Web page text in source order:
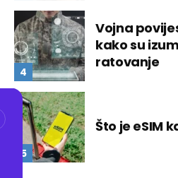
Vojna
kako su
ratovanje
Što je eSIM